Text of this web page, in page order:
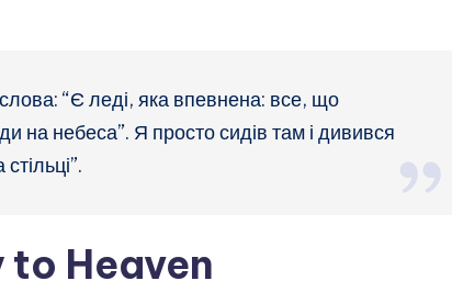
“Є леді, яка впевнена: все, що
на небеса”. Я просто сидів там і дивився
to Heaven